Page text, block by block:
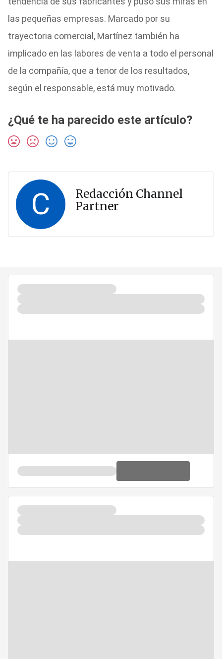
las pequeñas empresas. Marcado por su
trayectoria comercial, Martínez también ha
implicado en las labores de venta a todo el personal
de la compañía, que a tenor de los resultados,
según el responsable, está muy motivado.
¿Qué te ha parecido este artículo?
C
Redacción Channel
Partner